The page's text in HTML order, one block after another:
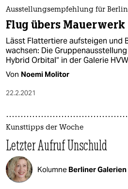
Ausstellungsempfehlung für Berlin
Flug übers Mauerwerk
Lässt Flattertiere aufsteigen und
wachsen: Die
Hybrid Orbital“ in der Galerie
Von Noemi Molitor
22.2.2021
Kunsttipps der Woche
Letzter Aufruf Unschuld
Kolumne Berliner Galerien